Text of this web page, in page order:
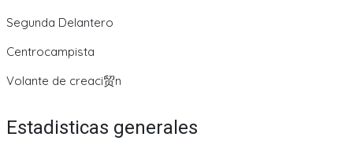
Segunda Delantero
Centrocampista
Volante de creaci贸n
Estadisticas generales